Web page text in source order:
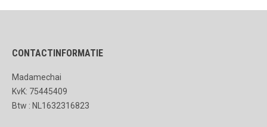
CONTACTINFORMATIE
Madamechai
KvK: 75445409
Btw : NL1632316823